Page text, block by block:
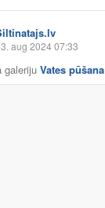
aug 2024 07:33
galeriju Vates pūšana